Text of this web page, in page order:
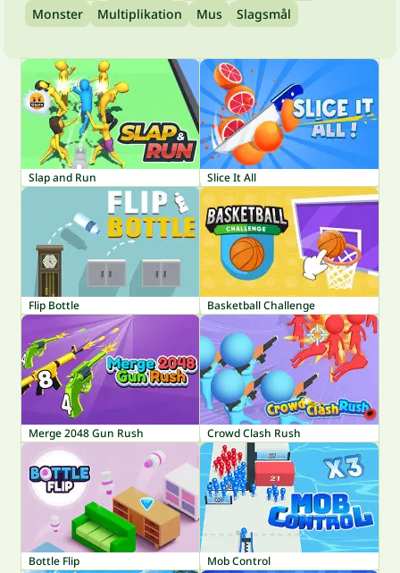
Monster
Multiplikation Mus Slagsmål
Slap and Run Slice It All
Flip Bottle Basketball Challenge
Merge 2048 Gun Rush Crowd Clash Rush
Bottle Flip Mob Control